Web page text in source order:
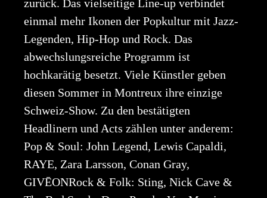
zurück. Das vielseitige Line-up verbindet
einmal mehr Ikonen der Popkultur mit Jazz-
Legenden, Hip-Hop und Rock. Das
abwechslungsreiche Programm ist
hochkarätig besetzt. Viele Künstler geben
diesen Sommer in Montreux ihre einzige
Schweiz-Show. Zu den bestätigten
Headlinern und Acts zählen unter anderem:
Pop & Soul: John Legend, Lewis Capaldi,
RAYE, Zara Larsson, Conan Gray,
GIVĒONRock & Folk: Sting, Nick Cave &